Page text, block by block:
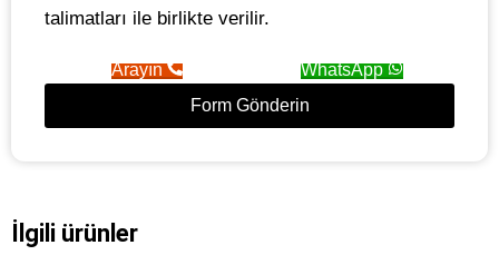
talimatları ile birlikte verilir.
Arayın
WhatsApp
Form Gönderin
İlgili ürünler